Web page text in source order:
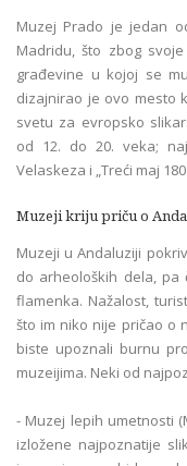
Muzej Prado je jedan
Madridu, što zbog
građevine u kojoj se
dizajnirao je ovo mesto
svetu za evropsko
od 12. do 20. veka;
Velaskeza i „Treći maj
Muzeji kriju priču o
Muzeji u Andaluziji
do arheoloških dela, pa
flamenka. Nažalost,
što im niko nije pričao o
biste upoznali burnu
muzeijima. Neki od
- Muzej lepih umetnosti
izložene najpoznatije